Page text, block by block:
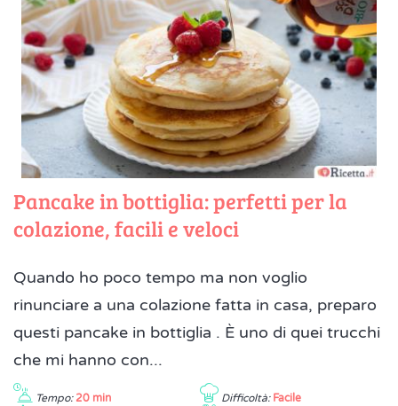
Pancake in bottiglia: perfetti per la
colazione, facili e veloci
Quando ho poco tempo ma non voglio
rinunciare a una colazione fatta in casa, preparo
questi pancake in bottiglia . È uno di quei trucchi
che mi hanno con...
Tempo: 20 min Difficoltà: Facile